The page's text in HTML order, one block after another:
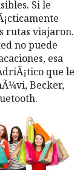
Si le
rutas viajaron.
no puede
esa
que le
Becker,